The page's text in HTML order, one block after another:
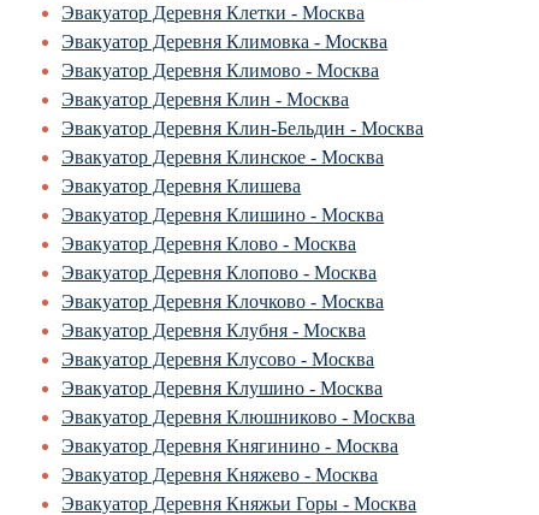
Эвакуатор Деревня Клетки - Москва
Эвакуатор Деревня Климовка - Москва
Эвакуатор Деревня Климово - Москва
Эвакуатор Деревня Клин - Москва
Эвакуатор Деревня Клин-Бельдин - Москва
Эвакуатор Деревня Клинское - Москва
Эвакуатор Деревня Клишева
Эвакуатор Деревня Клишино - Москва
Эвакуатор Деревня Клово - Москва
Эвакуатор Деревня Клопово - Москва
Эвакуатор Деревня Клочково - Москва
Эвакуатор Деревня Клубня - Москва
Эвакуатор Деревня Клусово - Москва
Эвакуатор Деревня Клушино - Москва
Эвакуатор Деревня Клюшниково - Москва
Эвакуатор Деревня Княгинино - Москва
Эвакуатор Деревня Княжево - Москва
Эвакуатор Деревня Княжьи Горы - Москва